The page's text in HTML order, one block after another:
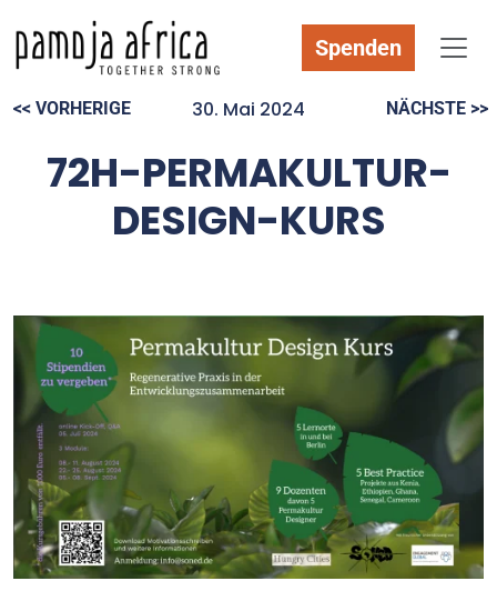
Spenden
<< VORHERIGE 30. Mai 2024 NÄCHSTE >>
72H-PERMAKULTUR-
DESIGN-KURS